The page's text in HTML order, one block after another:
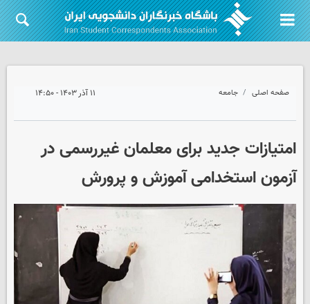
صفحه اصلی جامعه ۱۱ آذر ۱۴۰۳ - ۱۴:۵۰
امتیازات جدید برای معلمان غیررسمی در
آزمون استخدامی آموزش و پرورش